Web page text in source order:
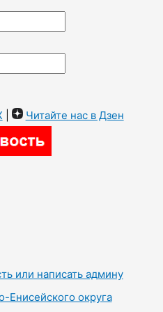
Читайте нас в Дзен
или написать админу
Енисейского округа